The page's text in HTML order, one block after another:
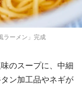
ラーメン」完成
のスープに、中細
ン加工品やネギが